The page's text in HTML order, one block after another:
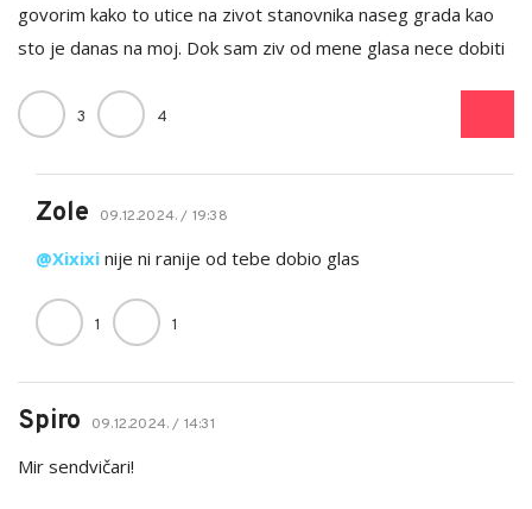
govorim kako to utice na zivot stanovnika naseg grada kao
sto je danas na moj. Dok sam ziv od mene glasa nece dobiti
3 4
Zole 09.12.2024. / 19:38
@Xixixi nije ni ranije od tebe dobio glas
1 1
Spiro 09.12.2024. / 14:31
Mir sendvičari!